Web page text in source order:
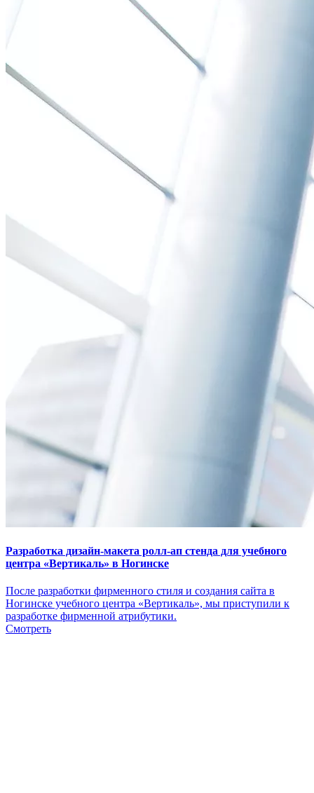
Разработка дизайн-макета ролл-ап стенда для учебного
центра «Вертикаль» в Ногинске
После разработки фирменного стиля и создания сайта в
Ногинске учебного центра «Вертикаль», мы приступили к
разработке фирменной атрибутики.
Смотреть